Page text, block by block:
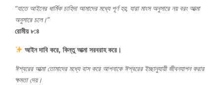
“যাতে আইনের ধার্মিক চাহিদা আমাদের মধ্যে পূর্ণ হয়, যারা মাংস অনুসারে নয় বরং আত্মা
অনুসারে চলে।”
রোমীয় ৮:৪
আইন দাবি করে, কিন্তু আত্মা সরবরাহ করে।
ঈশ্বরের আত্মা তোমাদের মধ্যে বাস করে আপনাকে ঈশ্বরের ইচ্ছানুযায়ী জীবনযাপন করার
ক্ষমতা দেয়।